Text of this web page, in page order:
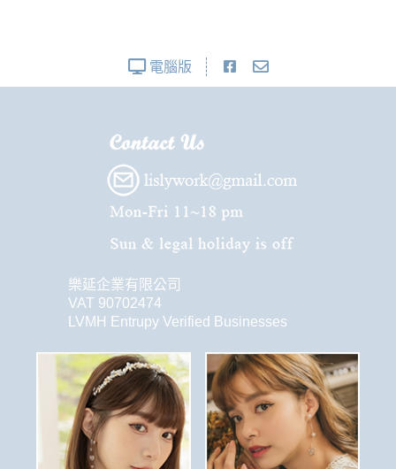
電腦版
樂延企業有限公司
VAT 90702474
LVMH Entrupy Verified Businesses